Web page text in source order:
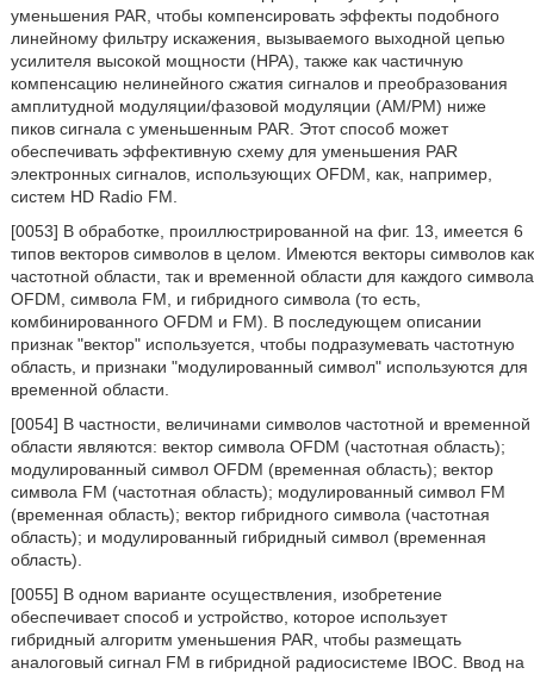
уменьшения PAR, чтобы компенсировать эффекты подобного
линейному фильтру искажения, вызываемого выходной цепью
усилителя высокой мощности (HPA), также как частичную
компенсацию нелинейного сжатия сигналов и преобразования
амплитудной модуляции/фазовой модуляции (AM/PM) ниже
пиков сигнала с уменьшенным PAR. Этот способ может
обеспечивать эффективную схему для уменьшения PAR
электронных сигналов, использующих OFDM, как, например,
систем HD Radio FM.
[0053] В обработке, проиллюстрированной на фиг. 13, имеется 6
типов векторов символов в целом. Имеются векторы символов как
частотной области, так и временной области для каждого символа
OFDM, символа FM, и гибридного символа (то есть,
комбинированного OFDM и FM). В последующем описании
признак "вектор" используется, чтобы подразумевать частотную
область, и признаки "модулированный символ" используются для
временной области.
[0054] В частности, величинами символов частотной и временной
области являются: вектор символа OFDM (частотная область);
модулированный символ OFDM (временная область); вектор
символа FM (частотная область); модулированный символ FM
(временная область); вектор гибридного символа (частотная
область); и модулированный гибридный символ (временная
область).
[0055] В одном варианте осуществления, изобретение
обеспечивает способ и устройство, которое использует
гибридный алгоритм уменьшения PAR, чтобы размещать
аналоговый сигнал FM в гибридной радиосистеме IBOC. Ввод на